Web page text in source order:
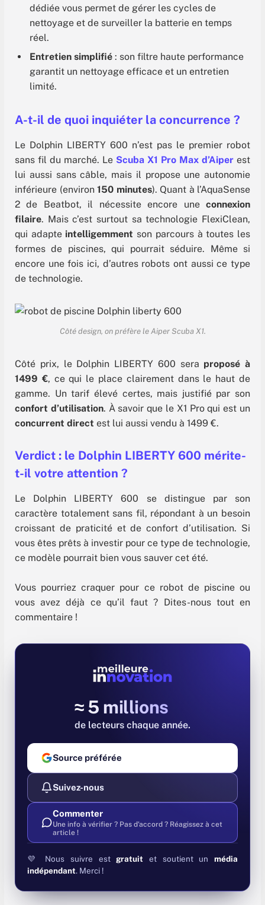
dédiée vous permet de gérer les cycles de
nettoyage et de surveiller la batterie en temps
réel.
Entretien simplifié : son filtre haute performance
garantit un nettoyage efficace et un entretien
limité.
A-t-il de quoi inquiéter la concurrence ?
Le Dolphin LIBERTY 600 n’est pas le premier robot
sans fil du marché. Le Scuba X1 Pro Max d’Aiper est
lui aussi sans câble, mais il propose une autonomie
inférieure (environ 150 minutes). Quant à l’AquaSense
2 de Beatbot, il nécessite encore une connexion
filaire. Mais c’est surtout sa technologie FlexiClean,
qui adapte intelligemment son parcours à toutes les
formes de piscines, qui pourrait séduire. Même si
encore une fois ici, d’autres robots ont aussi ce type
de technologie.
Côté design, on préfère le Aiper Scuba X1.
Côté prix, le Dolphin LIBERTY 600 sera proposé à
1499 €, ce qui le place clairement dans le haut de
gamme. Un tarif élevé certes, mais justifié par son
confort d’utilisation. À savoir que le X1 Pro qui est un
concurrent direct est lui aussi vendu à 1499 €.
Verdict : le Dolphin LIBERTY 600 mérite-
t-il votre attention ?
Le Dolphin LIBERTY 600 se distingue par son
caractère totalement sans fil, répondant à un besoin
croissant de praticité et de confort d’utilisation. Si
vous êtes prêts à investir pour ce type de technologie,
ce modèle pourrait bien vous sauver cet été.
Vous pourriez craquer pour ce robot de piscine ou
vous avez déjà ce qu’il faut ? Dites-nous tout en
commentaire !
≈ 5 millions
de lecteurs chaque année
Source préférée
Suivez-nous
Commenter
Une info à vérifier ? Pas d'accord ? Réagissez à cet
article !
💜 Nous suivre estgratuit et soutient unmédia
indépendant. Merci !